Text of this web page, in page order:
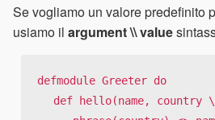
Se vogliamo un valore predefinito
usiamo il argument \\ value
defmodule Greeter do